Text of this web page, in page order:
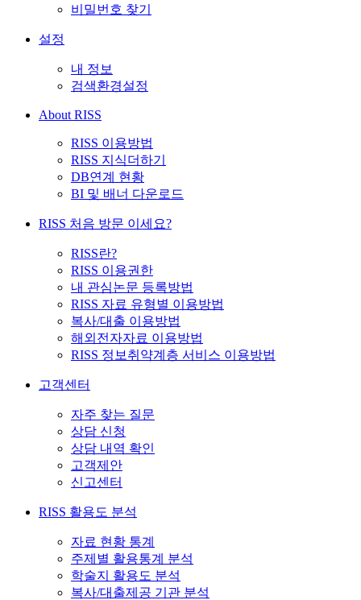
비밀번호 찾기
설정
내 정보
검색환경설정
About RISS
RISS 이용방법
RISS 지식더하기
DB연계 현황
BI 및 배너 다운로드
RISS 처음 방문 이세요?
RISS란?
RISS 이용권한
내 관심논문 등록방법
RISS 자료 유형별 이용방법
복사/대출 이용방법
해외전자자료 이용방법
RISS 정보취약계층 서비스 이용방법
고객센터
자주 찾는 질문
상담 신청
상담 내역 확인
고객제안
신고센터
RISS 활용도 분석
자료 현황 통계
주제별 활용통계 분석
학술지 활용도 분석
복사/대출제공 기관 분석